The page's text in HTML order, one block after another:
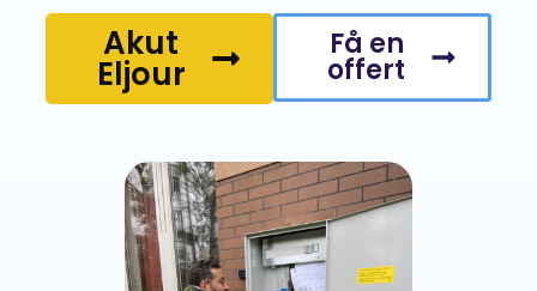
Akut
Eljour
Få en
offert